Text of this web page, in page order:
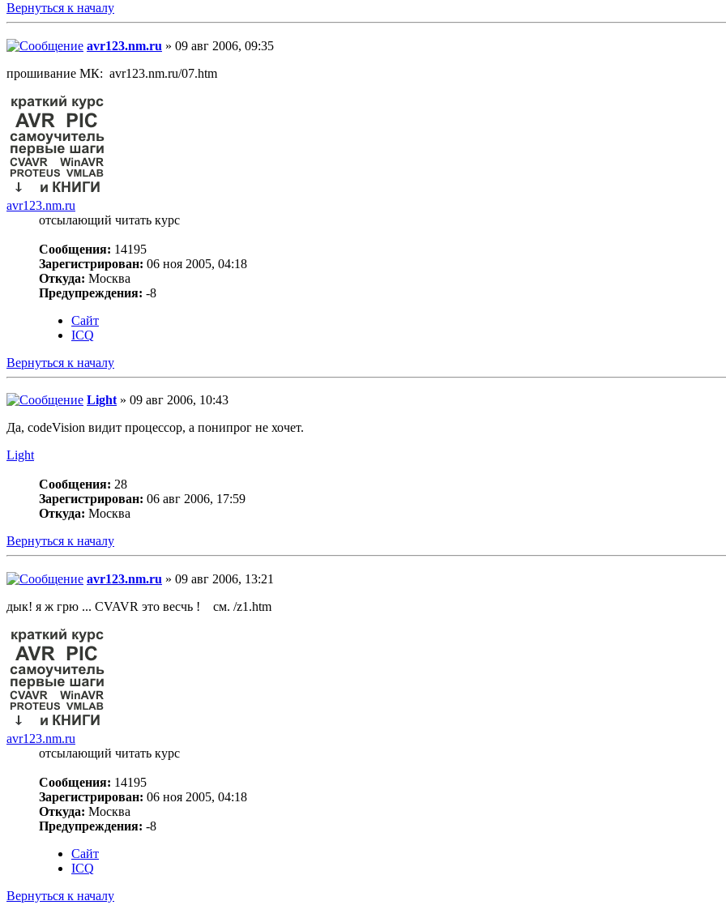
Вернуться к началу
avr123.nm.ru » 09 авг 2006, 09:35
прошивание МК: avr123.nm.ru/07.htm
avr123.nm.ru
отсылающий читать курс
Сообщения: 14195
Зарегистрирован: 06 ноя 2005, 04:18
Откуда: Москва
Предупреждения: -8
Сайт
ICQ
Вернуться к началу
Light» 09 авг 2006, 10:43
Да, codeVision видит процессор, а понипрог не хочет.
Light
Сообщения: 28
Зарегистрирован: 06 авг 2006, 17:59
Откуда: Москва
Вернуться к началу
avr123.nm.ru » 09 авг 2006, 13:21
дык! я ж грю ... CVAVR это весчь ! см. /z1.htm
avr123.nm.ru
отсылающий читать курс
Сообщения: 14195
Зарегистрирован: 06 ноя 2005, 04:18
Откуда: Москва
Предупреждения: -8
Сайт
ICQ
Вернуться к началу